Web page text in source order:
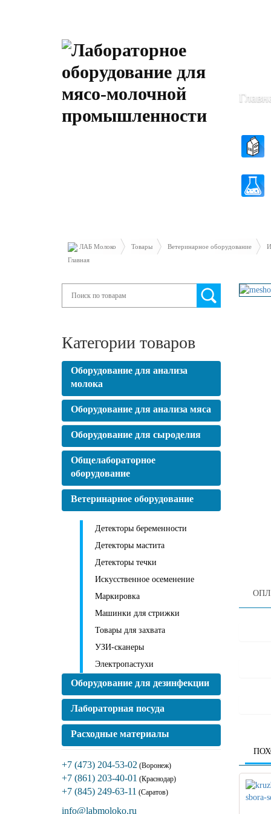
ЛАБ Молоко Товары Ветеринарное оборудование
Категории товаров
Оборудование для анализа
молока
Оборудование для анализа мяса
Оборудование для сыроделия
Общелабораторное
оборудование
Ветеринарное оборудование
Детекторы беременности
Детекторы мастита
Детекторы течки
Искусственное осеменение
Маркировка
Машинки для стрижки
Товары для захвата
УЗИ-сканеры
Электропастухи
Оборудование для дезинфекции
Лабораторная посуда
Расходные материалы
+7 (473) 204-53-02 (Воронеж)
+7 (861) 203-40-01 (Краснодар)
+7 (845) 249-63-11 (Саратов)
info@labmoloko.ru